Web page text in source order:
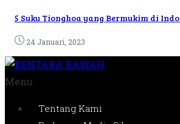
5 Suku Tionghoa yang Bermukim di
24 Januari, 2023
Menu
Tentang Kami